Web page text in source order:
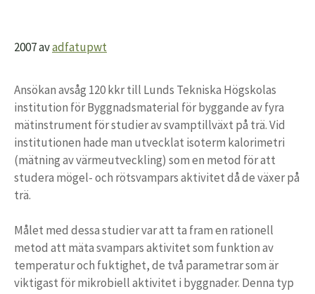
2007avadfatupwt
Ansökan avsåg 120 kkr till Lunds Tekniska Högskolas
institution för Byggnadsmaterial för byggande av fyra
mätinstrument för studier av svamptillväxt på trä. Vid
institutionen hade man utvecklat isoterm kalorimetri
(mätning av värmeutveckling) som en metod för att
studera mögel- och rötsvampars aktivitet då de växer på
trä.
Målet med dessa studier var att ta fram en rationell
metod att mäta svampars aktivitet som funktion av
temperatur och fuktighet, de två parametrar som är
viktigast för mikrobiell aktivitet i byggnader. Denna typ